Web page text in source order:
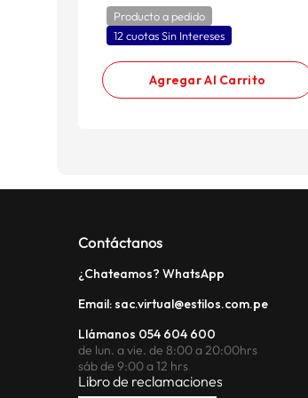
Producto a pedido
12 cuotas Sin Intereses
Agregar Al Carrito
Contáctanos
¿Chateamos? WhatsApp
Email: sac.virtual@estilos.com.pe
Llámanos 054 604 600
de lun. a vie. de 8:00 a 20:00hrs
sáb de 9:00 a 12 hrs
Libro de reclamaciones